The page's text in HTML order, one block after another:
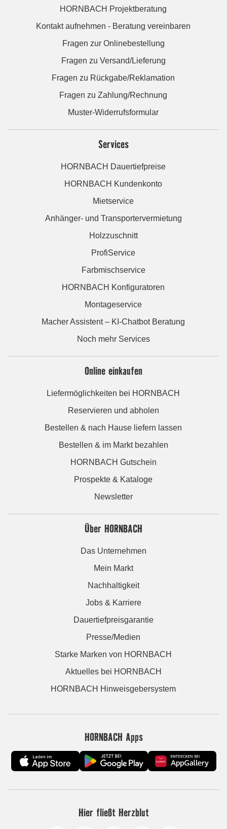
HORNBACH Projektberatung
Kontakt aufnehmen - Beratung vereinbaren
Fragen zur Onlinebestellung
Fragen zu Versand/Lieferung
Fragen zu Rückgabe/Reklamation
Fragen zu Zahlung/Rechnung
Muster-Widerrufsformular
Services
HORNBACH Dauertiefpreise
HORNBACH Kundenkonto
Mietservice
Anhänger- und Transportervermietung
Holzzuschnitt
ProfiService
Farbmischservice
HORNBACH Konfiguratoren
Montageservice
Macher Assistent – KI-Chatbot Beratung
Noch mehr Services
Online einkaufen
Liefermöglichkeiten bei HORNBACH
Reservieren und abholen
Bestellen & nach Hause liefern lassen
Bestellen & im Markt bezahlen
HORNBACH Gutschein
Prospekte & Kataloge
Newsletter
Über HORNBACH
Das Unternehmen
Mein Markt
Nachhaltigkeit
Jobs & Karriere
Dauertiefpreisgarantie
Presse/Medien
Starke Marken von HORNBACH
Aktuelles bei HORNBACH
HORNBACH Hinweisgebersystem
HORNBACH Apps
Hier fließt Herzblut